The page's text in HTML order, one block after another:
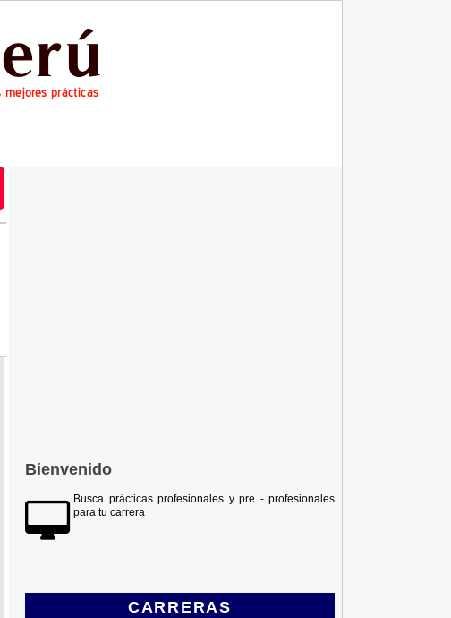
Bienvenido
Busca prácticas profesionales y pre - profesionales
para tu carrera
CARRERAS